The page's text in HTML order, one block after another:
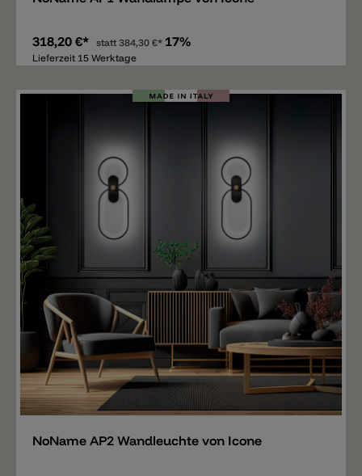
318,20 €* statt384,30 €* 17%
Lieferzeit 15 Werktage
Merken
NoName AP2 Wandleuchte von Icone